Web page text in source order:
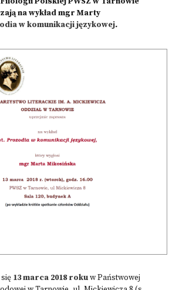
na wykład mgr Marty
w komunikacji językowej.
13 marca 2018 rokuw Państwowej